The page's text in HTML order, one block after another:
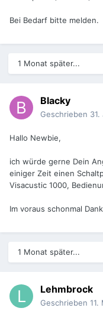
Bei Bedarf bitte melden.
1 Monat später...
Blacky
Geschrieben
Hallo Newbie,
ich würde gerne Dein
einiger Zeit einen
Visacustic 1000,
Im voraus schonmal
1 Monat später...
Lehmbrock
Geschrieben 11.